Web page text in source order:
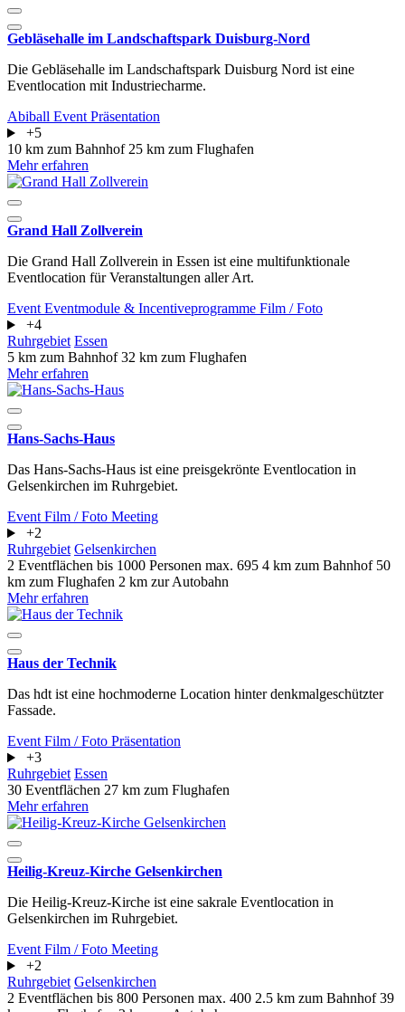
Gebläsehalle im Landschaftspark Duisburg-Nord
Die Gebläsehalle im Landschaftspark Duisburg Nord ist eine
Eventlocation mit Industriecharme.
Abiball Event Präsentation
+5
10 km zum Bahnhof 25 km zum Flughafen
Mehr erfahren
Grand Hall Zollverein
Die Grand Hall Zollverein in Essen ist eine multifunktionale
Eventlocation für Veranstaltungen aller Art.
Event Eventmodule & Incentiveprogramme Film / Foto
+4
Ruhrgebiet Essen
5 km zum Bahnhof32 km zum Flughafen
Mehr erfahren
Hans-Sachs-Haus
Das Hans-Sachs-Haus ist eine preisgekrönte Eventlocation in
Gelsenkirchen im Ruhrgebiet.
Event Film / Foto Meeting
+2
Ruhrgebiet Gelsenkirchen
2 Eventflächen bis 1000 Personen max. 695 4 km zum Bahnhof 50
km zum Flughafen 2 km zur Autobahn
Mehr erfahren
Haus der Technik
Das hdt ist eine hochmoderne Location hinter denkmalgeschützter
Fassade.
Event Film / Foto Präsentation
+3
Ruhrgebiet Essen
30 Eventflächen 27 km zum Flughafen
Mehr erfahren
Heilig-Kreuz-Kirche Gelsenkirchen
Die Heilig-Kreuz-Kirche ist eine sakrale Eventlocation in
Gelsenkirchen im Ruhrgebiet.
Event Film / Foto Meeting
+2
Ruhrgebiet Gelsenkirchen
2 Eventflächen bis 800 Personen max. 400 2.5 km zum Bahnhof39